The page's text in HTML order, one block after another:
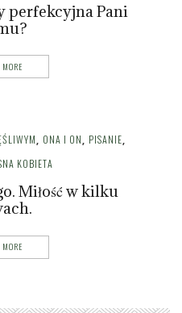
perfekcyjna Pani
, ONA I ON, PISANIE,
KOBIETA
Miłość w kilku